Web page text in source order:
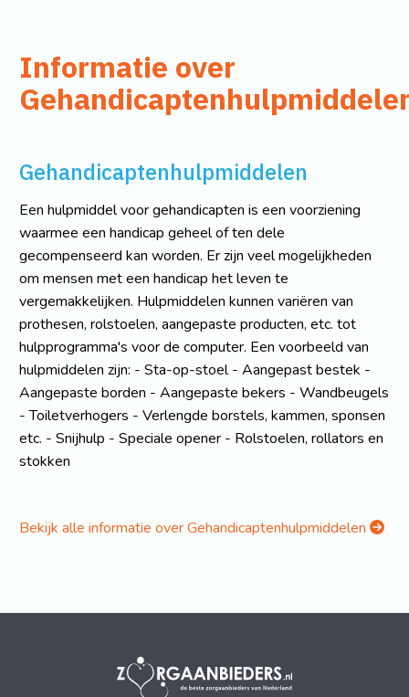
Informatie over
Gehandicaptenhulpmiddelen
Een hulpmiddel voor gehandicapten is een voorziening
waarmee een handicap geheel of ten dele
gecompenseerd kan worden. Er zijn veel mogelijkheden
om mensen met een handicap het leven te
vergemakkelijken. Hulpmiddelen kunnen variëren van
prothesen, rolstoelen, aangepaste producten, etc. tot
hulpprogramma's voor de computer. Een voorbeeld van
hulpmiddelen zijn: - Sta-op-stoel - Aangepast bestek -
Aangepaste borden - Aangepaste bekers - Wandbeugels
- Toiletverhogers - Verlengde borstels, kammen, sponsen
etc. - Snijhulp - Speciale opener - Rolstoelen, rollators en
stokken
Bekijk alle informatie over Gehandicaptenhulpmiddelen